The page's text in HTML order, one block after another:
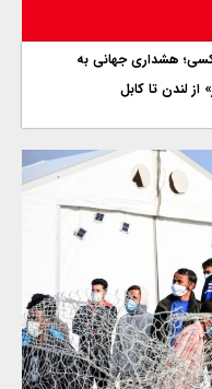
هشداری جهانی به
از لندن تا کابل